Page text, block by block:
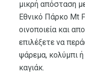
μικρή απόσταση
Εθνικό Πάρκο Mt
οινοποιεία και
επιλέξετε να
ψάρεμα, κολύμπι
καγιάκ.